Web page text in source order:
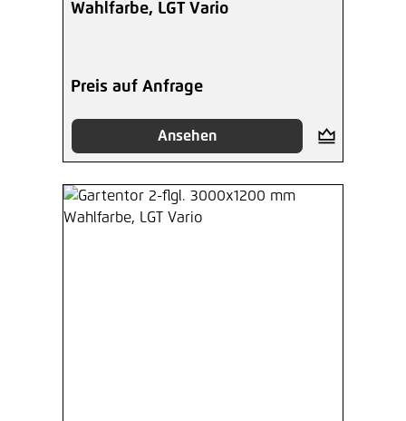
Wahlfarbe, LGT Vario
Preis auf Anfrage
Ansehen